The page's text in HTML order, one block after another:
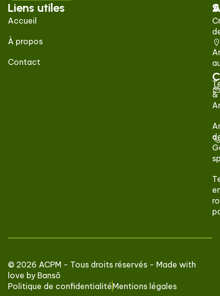
Liens utiles
Accueil
À propos
Contact
&
© 2026 ACPM - Tous droits réservés - Made with
love by Bansō
Politique de confidentialitéMentions légales